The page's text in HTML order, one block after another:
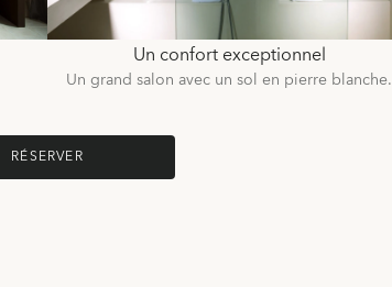
Un confort exceptionnel
Un grand salon avec un sol en pierre blanche.
RÉSERVER